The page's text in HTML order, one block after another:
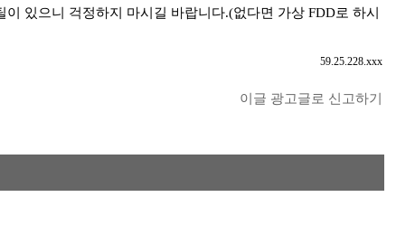
있으니 걱정하지 마시길 바랍니다.(없다면 가상 FDD로 하시
59.25.228.xxx
이글 광고글로 신고하기